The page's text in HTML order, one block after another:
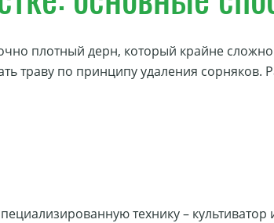
плотный дерн, который крайне
траву по принципу удаления
технику –